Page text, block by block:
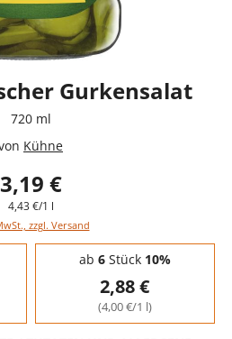
Gurkensalat
720 ml
Kühne
3,19 €
4,43 €/1 l
zzgl. Versand
ab 6Stück 10%
2,88 €
(4,00 €/1 l)